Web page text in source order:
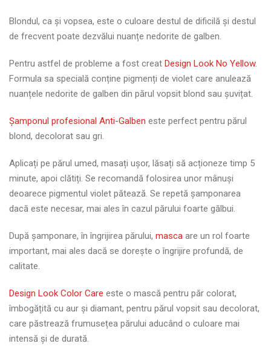
Blondul, ca și vopsea, este o culoare destul de dificilă și destul
de frecvent poate dezvălui nuanțe nedorite de galben.
Pentru astfel de probleme a fost creat Design Look No Yellow.
Formula sa specială conține pigmenți de violet care anulează
nuanțele nedorite de galben din părul vopsit blond sau șuvițat.
Șamponul profesional Anti-Galben este perfect pentru părul
blond, decolorat sau gri.
Aplicați pe părul umed, masați ușor, lăsați să acționeze timp 5
minute, apoi clătiți. Se recomandă folosirea unor mânuși
deoarece pigmentul violet pătează. Se repetă șamponarea
dacă este necesar, mai ales în cazul părului foarte gălbui.
După șamponare, în îngrijirea părului, masca are un rol foarte
important, mai ales dacă se dorește o îngrijire profundă, de
calitate.
Design Look Color Care este o mască pentru păr colorat,
îmbogățită cu aur și diamant, pentru părul vopsit sau decolorat,
care păstrează frumusețea părului aducând o culoare mai
intensă și de durată.